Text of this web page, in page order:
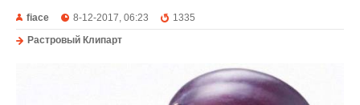
fiace 8-12-2017, 06:23
1335
Растровый Клипарт